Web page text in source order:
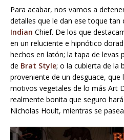
Para acabar, nos vamos a
detalles que le dan ese toque tan
Indian Chief. De los que
en un reluciente e hipnótico
hechos en latón; la tapa de levas
de Brat Style; o la cubierta de la
proveniente de un desguace, que
motivos vegetales de lo más Art
realmente bonita que seguro
Nicholas Hoult, mientras se